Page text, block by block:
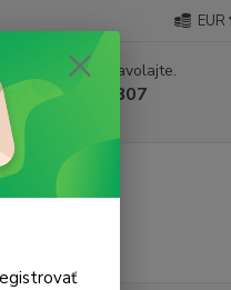
EUR
si rady? Zavolajte.
911 131 807
(Po-Pia, 8-17 hod.)